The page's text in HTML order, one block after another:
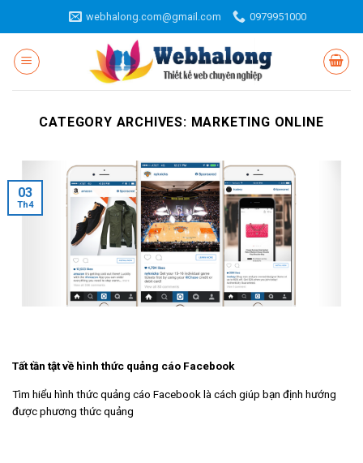
to
content
webhalong.com@gmail.com 0979951000
CATEGORY ARCHIVES: MARKETING ONLINE
Tất tần tật về hình thức quảng cáo Facebook
Tìm hiểu hình thức quảng cáo Facebook là cách giúp bạn định hướng
được phương thức quảng
03
Th4